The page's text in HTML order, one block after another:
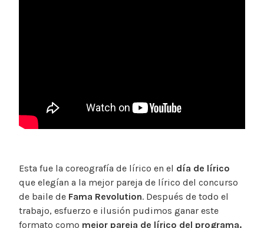
Esta fue la coreografía de lírico en el día de lírico
que elegían a la mejor pareja de lírico del concurso
de baile de Fama Revolution. Después de todo el
trabajo, esfuerzo e ilusión pudimos ganar este
formato como mejor pareja de lírico del programa.